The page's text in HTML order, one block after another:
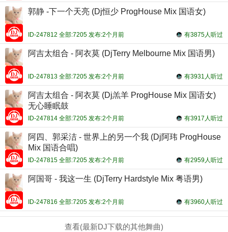
郭静 -下一个天亮 (Dj恒少 ProgHouse Mix 国语女)
有3875人听过
ID-247812 全部:7205 发布:2个月前
阿吉太组合 - 阿衣莫 (DjTerry Melbourne Mix 国语男)
有3931人听过
ID-247813 全部:7205 发布:2个月前
阿吉太组合 - 阿衣莫 (Dj羔羊 ProgHouse Mix 国语女)
无心睡眠鼓
有3917人听过
ID-247814 全部:7205 发布:2个月前
阿四、郭采洁 - 世界上的另一个我 (Dj阿玮 ProgHouse
Mix 国语合唱)
有2959人听过
ID-247815 全部:7205 发布:2个月前
阿国哥 - 我这一生 (DjTerry Hardstyle Mix 粤语男)
有3960人听过
ID-247816 全部:7205 发布:2个月前
查看(最新DJ下载的其他舞曲)